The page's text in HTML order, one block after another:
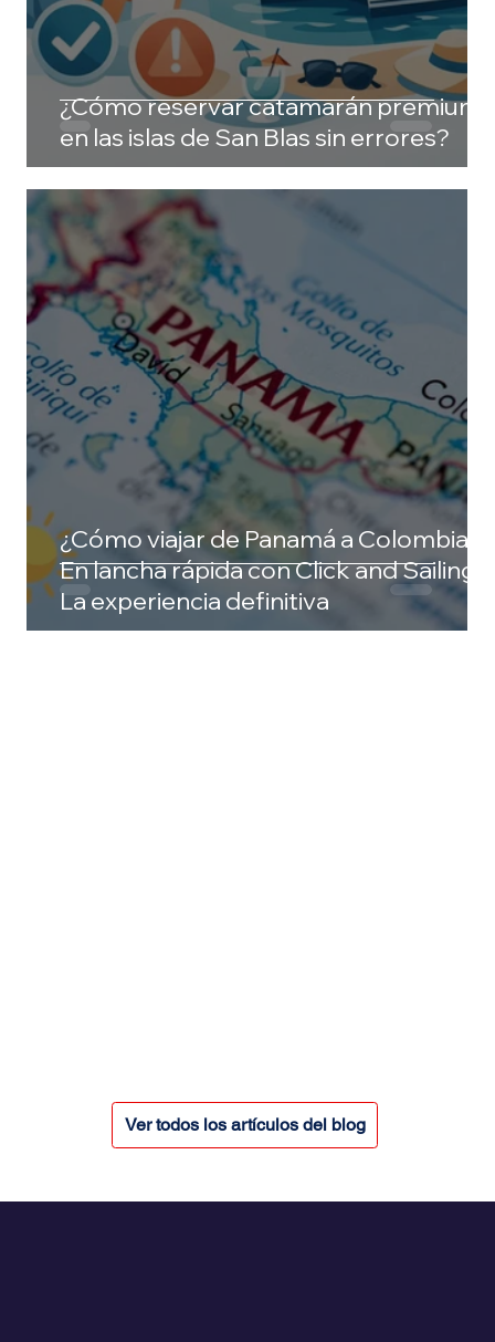
¿Cómo reservar catamarán premium
en las islas de San Blas sin errores?
¿Cómo viajar de Panamá a Colombia?
En lancha rápida con Click and Sailing:
La experiencia definitiva
Ver todos los artículos del blog